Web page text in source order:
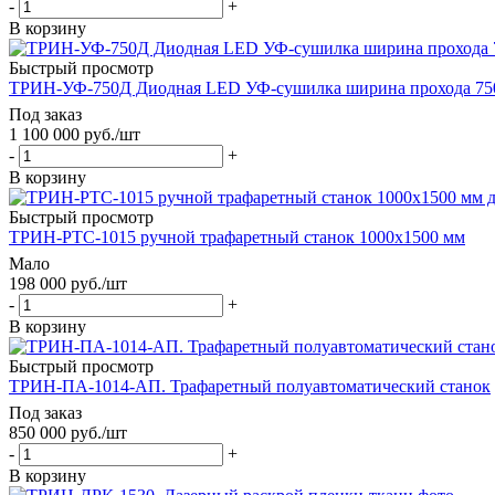
-
+
В корзину
Быстрый просмотр
ТРИН-УФ-750Д Диодная LED УФ-сушилка ширина прохода
Под заказ
1 100 000 руб./шт
-
+
В корзину
Быстрый просмотр
ТРИН-РTC-1015 ручной трафаретный станок 1000х1500 мм
Мало
198 000 руб./шт
-
+
В корзину
Быстрый просмотр
ТРИН-ПА-1014-АП. Трафаретный полуавтоматический станок
Под заказ
850 000 руб./шт
-
+
В корзину